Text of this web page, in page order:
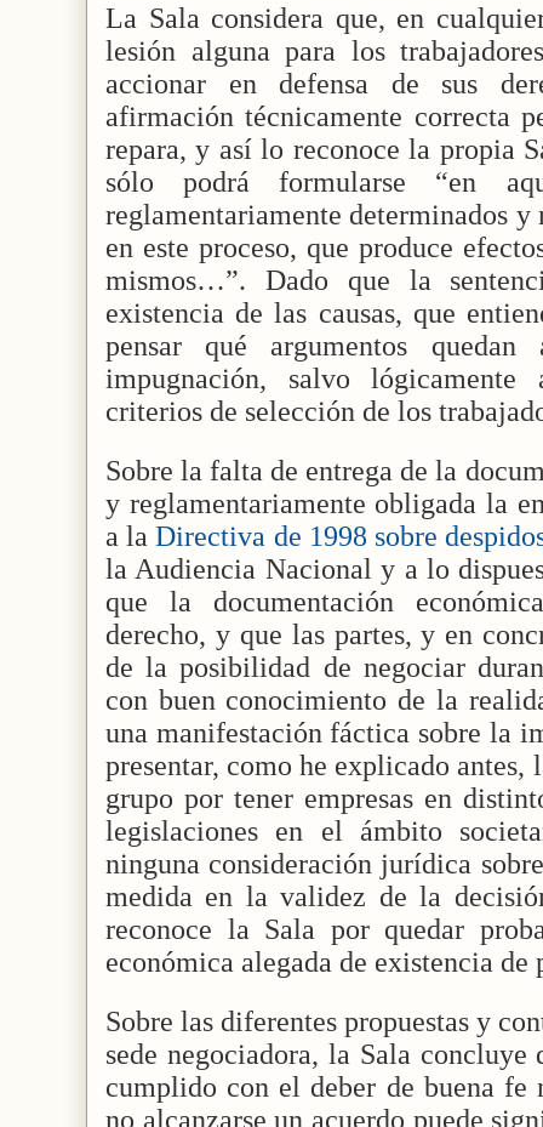
La Sala considera que, en
lesión alguna para los
accionar en defensa de sus
afirmación técnicamente correcta
repara, y así lo reconoce la propia
sólo podrá formularse “en
reglamentariamente determinados
en este proceso, que produce
mismos…”. Dado que la
existencia de las causas, que
pensar qué argumentos
impugnación, salvo
criterios de selección de los
Sobre la falta de entrega de la
y reglamentariamente obligada la
a laDirectiva de 1998 sobre
la Audiencia Nacional y a lo
que la documentación
derecho, y que las partes, y en
de la posibilidad de negociar
con buen conocimiento de la
una manifestación fáctica sobre la
presentar, como he explicado antes,
grupo por tener empresas en
legislaciones en el ámbito
ninguna consideración jurídica
medida en la validez de la
reconoce la Sala por quedar
económica alegada de existencia de
Sobre las diferentes propuestas y
sede negociadora, la Sala
cumplido con el deber de buena fe
no alcanzarse un acuerdo puede